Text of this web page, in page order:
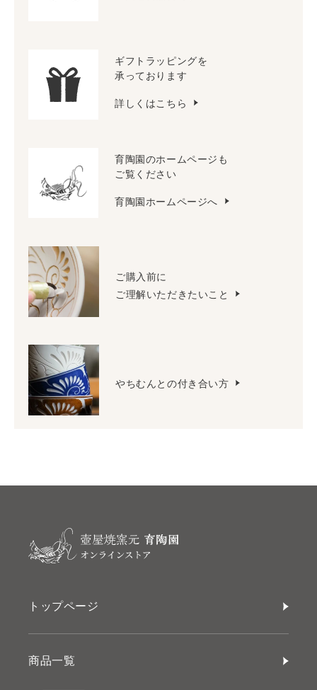
ギフトラッピングを
承っております
詳しくはこちら
育陶園のホームページも
ご覧ください
育陶園ホームページへ
ご購入前に
ご理解いただきたいこと
やちむんとの付き合い方
トップページ
商品一覧